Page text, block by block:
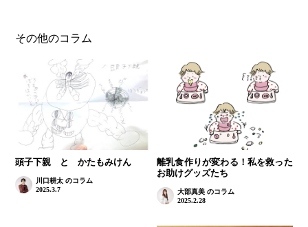
その他のコラム
頭子下親 と かたもみけん
川口耕太 のコラム
2025.3.7
離乳食作りが変わる！私を救った
お助けグッズたち
大部真美 のコラム
2025.2.28